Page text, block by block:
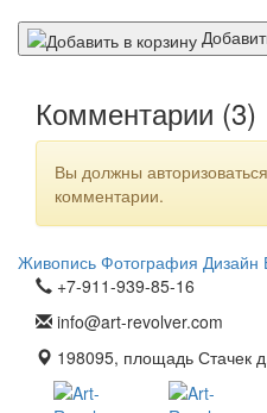
Комментарии (3)
Вы должны
комментарии.
Живопись Фотография Дизайн
+7-911-939-85-16
info@art-revolver.com
198095, площадь Стачек